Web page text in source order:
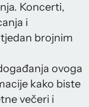
Koncerti,
i
brojnim
ovoga
kako biste
večeri i